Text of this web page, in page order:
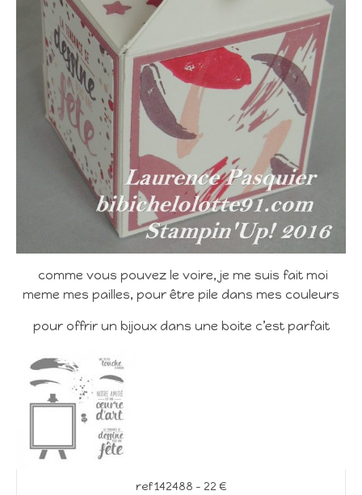
comme vous pouvez le voire, je me suis fait moi
meme mes pailles, pour être pile dans mes couleurs
pour offrir un bijoux dans une boite c’est parfait
ref 142488 – 22 €